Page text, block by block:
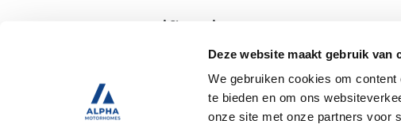
Deze website maakt gebruik van
We gebruiken cookies om
te bieden en om ons
onze site met onze partners voor
Specificaties
Tweedehands